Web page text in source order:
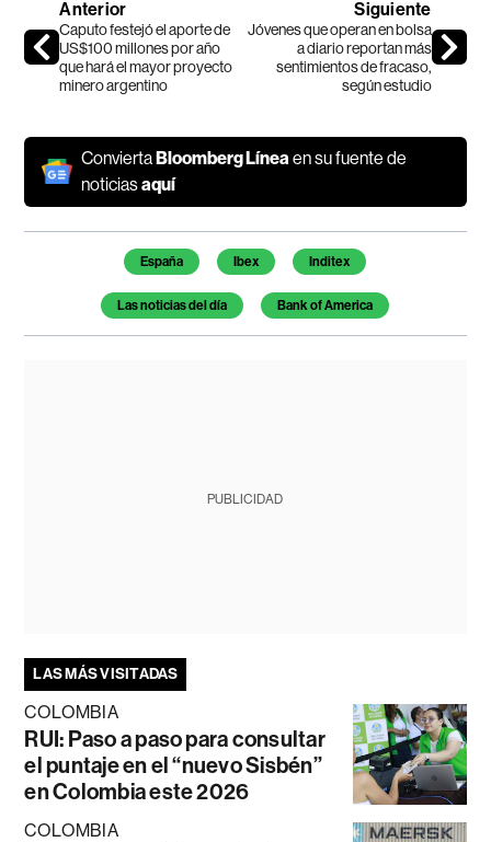
Anterior
Caputo festejó el aporte de
US$100 millones por año
que hará el mayor proyecto
minero argentino
Siguiente
Jóvenes que operan en bolsa
a diario reportan más
sentimientos de fracaso,
según estudio
ConviertaBloomberg Líneaen su fuente de
noticiasaquí
Temas de este artículo
España Ibex Inditex
Las noticias del día Bank of America
PUBLICIDAD
LAS MÁS VISITADAS
COLOMBIA
RUI: Paso a paso para consultar
el puntaje en el “nuevo Sisbén”
en Colombia este 2026
COLOMBIA